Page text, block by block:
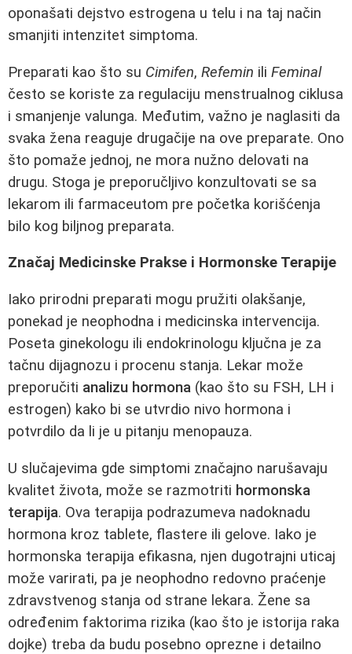
oponašati dejstvo estrogena u telu i na taj način
smanjiti intenzitet simptoma.
Preparati kao što su Cimifen, Refemin ili Feminal
često se koriste za regulaciju menstrualnog ciklusa
i smanjenje valunga. Međutim, važno je naglasiti da
svaka žena reaguje drugačije na ove preparate. Ono
što pomaže jednoj, ne mora nužno delovati na
drugu. Stoga je preporučljivo konzultovati se sa
lekarom ili farmaceutom pre početka korišćenja
bilo kog biljnog preparata.
Značaj Medicinske Prakse i Hormonske Terapije
Iako prirodni preparati mogu pružiti olakšanje,
ponekad je neophodna i medicinska intervencija.
Poseta ginekologu ili endokrinologu ključna je za
tačnu dijagnozu i procenu stanja. Lekar može
preporučiti analizu hormona (kao što su FSH, LH i
estrogen) kako bi se utvrdio nivo hormona i
potvrdilo da li je u pitanju menopauza.
U slučajevima gde simptomi značajno narušavaju
kvalitet života, može se razmotriti hormonska
terapija. Ova terapija podrazumeva nadoknadu
hormona kroz tablete, flastere ili gelove. Iako je
hormonska terapija efikasna, njen dugotrajni uticaj
može varirati, pa je neophodno redovno praćenje
zdravstvenog stanja od strane lekara. Žene sa
određenim faktorima rizika (kao što je istorija raka
dojke) treba da budu posebno oprezne i detailno